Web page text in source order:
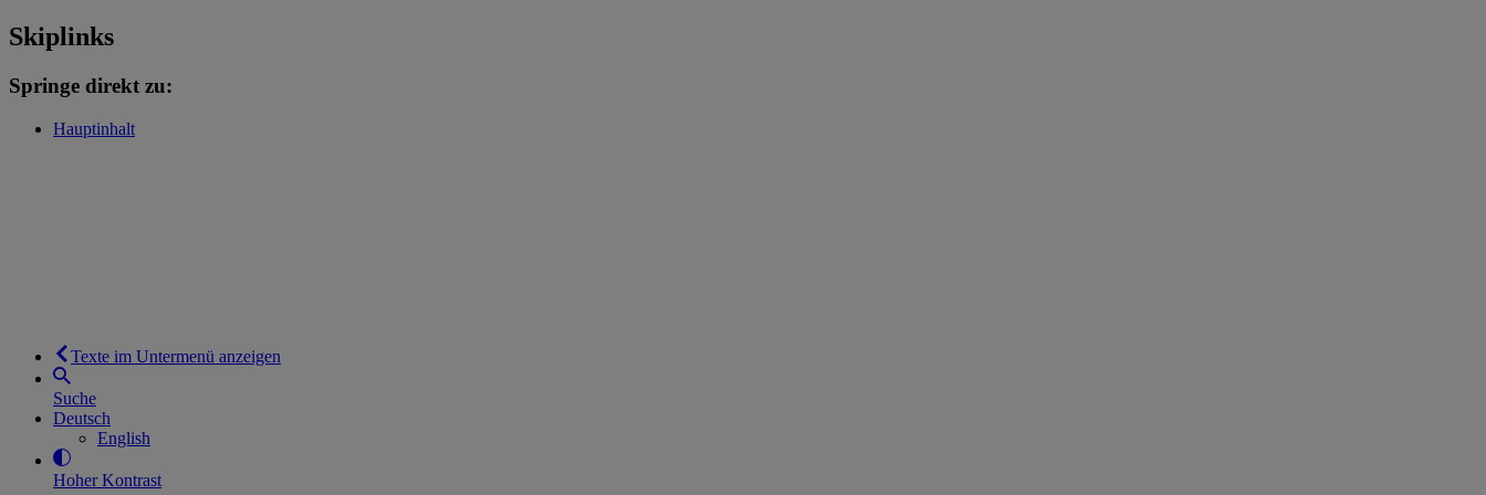
Skiplinks
Springe direkt zu:
Hauptinhalt
Texte im Untermenü anzeigen
Suche
Deutsch
English
Hoher Kontrast